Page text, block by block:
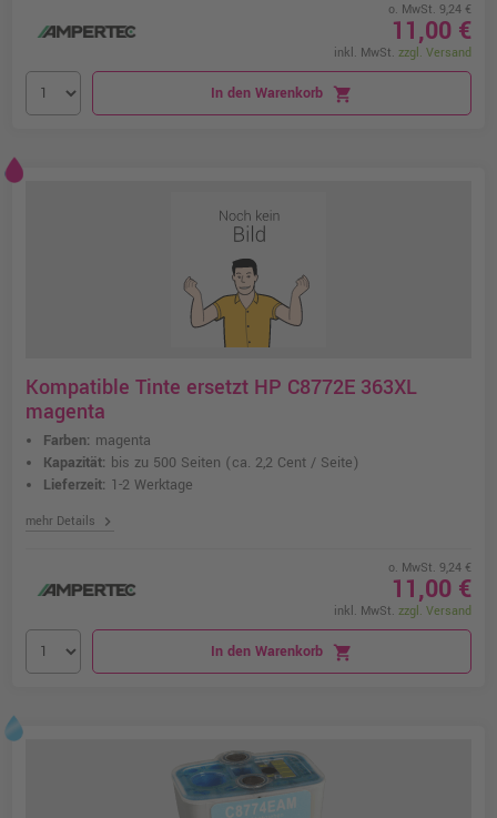
o. MwSt. 9,24 €
11,00 €
inkl. MwSt. zzgl. Versand
In den Warenkorb shopping_cart
Kompatible Tinte ersetzt HP C8772E 363XL
magenta
Farben: magenta
Kapazität: bis zu 500 Seiten (ca. 2,2 Cent / Seite)
Lieferzeit: 1-2 Werktage
mehr Details chevron_right
o. MwSt. 9,24 €
11,00 €
inkl. MwSt. zzgl. Versand
In den Warenkorb shopping_cart